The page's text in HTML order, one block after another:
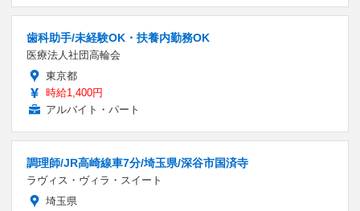
歯科助手/未経験OK・扶養内勤務OK
医療法人社団高輪会
東京都
時給1,400円
アルバイト・パート
調理師/JR高崎線車7分/埼玉県/深谷市国済寺
ラヴィス・ヴィラ・スイート
埼玉県